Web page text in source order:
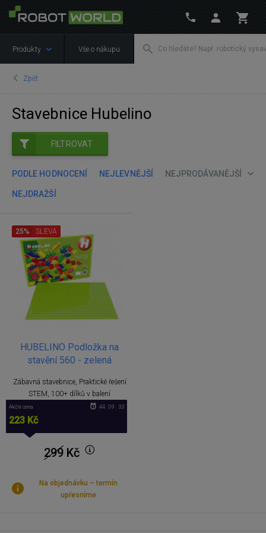
Produkty Vše o nákupu
Zpět
Stavebnice Hubelino
FILTROVAT
PODLE HODNOCENÍ NEJLEVNĚJŠÍ NEJPRODÁVANĚJŠÍ
NEJDRAŽŠÍ
HUBELINO Podložka na
stavění 560 - zelená
Zábavná stavebnice, Praktické řešení
STEM, 100+ dílků v balení
25% SLEVA
Akční cena
223 Kč
44 : 09 : 33
299 Kč
Na objednávku – termín
upřesníme